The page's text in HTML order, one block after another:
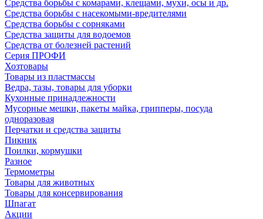
Средства борьбы с комарами, клещами, мухи, осы и др.
Средства борьбы с насекомыми-вредителями
Средства борьбы с сорняками
Средства защиты для водоемов
Средства от болезней растений
Серия ПРОФИ
Хозтовары
Товары из пластмассы
Ведра, тазы, товары для уборки
Кухонные принадлежности
Мусорные мешки, пакеты майка, грипперы, посуда
одноразовая
Перчатки и средства защиты
Пикник
Поилки, кормушки
Разное
Термометры
Товары для животных
Товары для консервирования
Шпагат
Акции